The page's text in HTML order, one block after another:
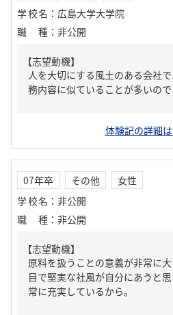
学校名 ： 広島大学大学院
職種 ： 非公開
【志望動機】
人を大切にする風土のある会社
務内容に似ていることが多いので
体験記の詳細
07年卒 その他
女性
学校名 ： 非公開
職種 ： 非公開
【志望動機】
原料を扱うことの意義が非常に
目で堅実な社風が自分にあうと
常に充実しているから。